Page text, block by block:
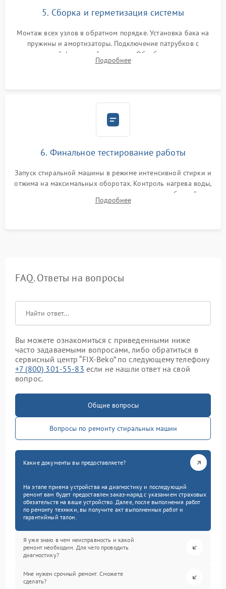
5. Сборка и герметизация системы
Монтаж всех узлов в обратном порядке. Установка бака на
пружины и амортизаторы. Подключение патрубков с
надежной фиксацией хомутами. Обработка стыков
герметиком для предотвращения возможных протечек воды.
Подробнее
6. Финальное тестирование работы
Запуск стиральной машины в режиме интенсивной стирки и
отжима на максимальных оборотах. Контроль нагрева воды,
корректности слива, отсутствия излишних вибраций,
посторонних стуков и протечек под корпусом.
Подробнее
FAQ. Ответы на вопросы
Вы можете ознакомиться с приведенными ниже
часто задаваемыми вопросами, либо обратиться в
сервисный центр “FIX-Beko” по следующему телефону
+7 (800) 301-55-83 если не нашли ответ на свой
вопрос.
Общие вопросы
Вопросы по ремонту стиральных машин
Какие документы вы предоставляете?
На этапе приема устройства на диагностику и последующий
ремонт вам будет предоставлен заказ-наряд с указанием страховых
обязательств на ваше устройство. Далее, после выполнения работ
по ремонту техники, вы получите акт выполненных работ и
гарантийный талон.
Я уже знаю в чем неисправность и какой
ремонт необходим. Для чего проводить
диагностику?
Мне нужен срочный ремонт. Сможете
сделать?